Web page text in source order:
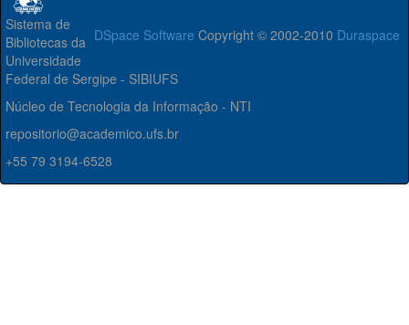
DSpace Software Copyright © 2002-2010 Duraspace
Sistema de
Bibliotecas da
Universidade
Federal de Sergipe - SIBIUFS
Núcleo de Tecnologia da Informação - NTI
repositorio@academico.ufs.br
+55 79 3194-6528